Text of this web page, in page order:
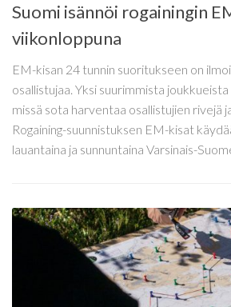
Suomi isännöi rogainingin
viikonloppuna
EM-kisan 24 tunnin suoritukseen on
osallistujaa. Yksi suurimmista
missä sota harventaa osallistujien rivejä
Rogaining-suunnistuksen EM-kisat
lauantaina ja sunnuntaina Varsinais-